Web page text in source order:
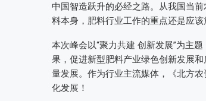
中国智造跃升的必经之路。从我国当
料本身，肥料行业工作的重点还是应
本次峰会以“聚力共建 创新发展”为主
果，促进新型肥料产业绿色创新发展
量发展。作为行业主流媒体，《北方
化发展！